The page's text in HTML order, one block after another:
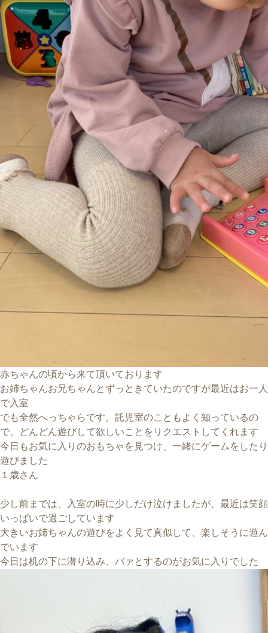
赤ちゃんの頃から来て頂いております
お姉ちゃんお兄ちゃんとずっときていたのですが最近はお一人
で入室
でも全然へっちゃらです。託児室のこともよく知っているの
で、どんどん遊びして欲しいことをリクエストしてくれます
今日もお気に入りのおもちゃを見つけ、一緒にゲームをしたり
遊びました
１歳さん
少し前までは、入室の時に少しだけ泣けましたが、最近は笑顔
いっぱいで過ごしています
大きいお姉ちゃんの遊びをよく見て真似して、楽しそうに遊ん
でいます
今日は机の下に潜り込み、バァとするのがお気に入りでした